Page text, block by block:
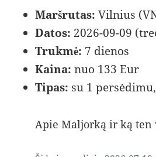
Maršrutas: Vilnius
Datos: 2026-09-09
Trukmė: 7 dienos
Kaina: nuo 133 Eur
Tipas: su 1
Apie Maljorką ir ką